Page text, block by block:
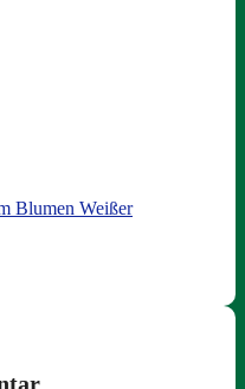
Blumen Weißer